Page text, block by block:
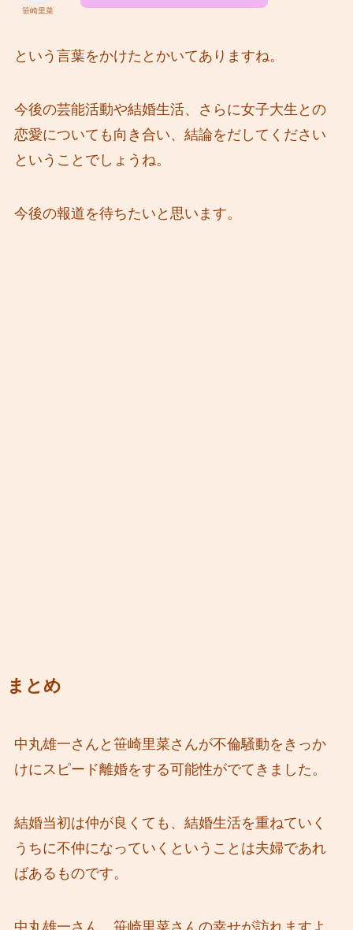
笹崎里菜
という言葉をかけたとかいてありますね。
今後の芸能活動や結婚生活、さらに女子大生との
恋愛についても向き合い、結論をだしてください
ということでしょうね。
今後の報道を待ちたいと思います。
まとめ
中丸雄一さんと笹崎里菜さんが不倫騒動をきっか
けにスピード離婚をする可能性がでてきました。
結婚当初は仲が良くても、結婚生活を重ねていく
うちに不仲になっていくということは夫婦であれ
ばあるものです。